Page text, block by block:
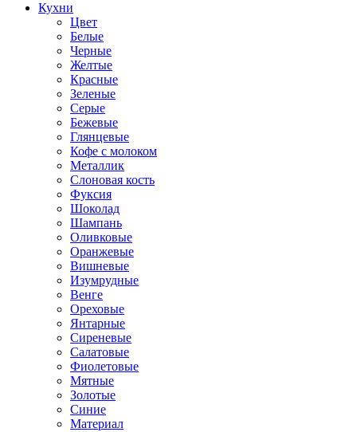
Кухни
Цвет
Белые
Черные
Желтые
Красные
Зеленые
Серые
Бежевые
Глянцевые
Кофе с молоком
Металлик
Слоновая кость
Фуксия
Шоколад
Шампань
Оливковые
Оранжевые
Вишневые
Изумрудные
Венге
Ореховые
Янтарные
Сиреневые
Салатовые
Фиолетовые
Мятные
Золотые
Синие
Материал